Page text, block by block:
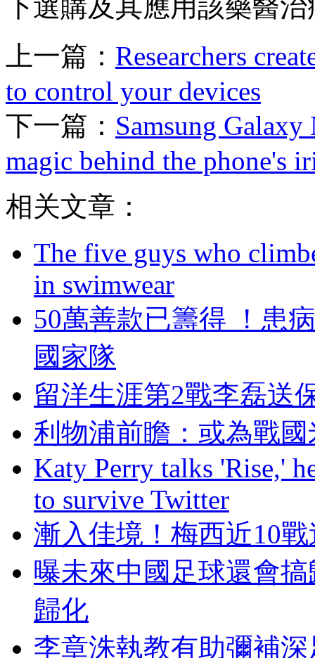
下選購及其應用該藥醫治病
上一篇： Researchers
to control your devices
下一篇： Samsung Galaxy
magic behind the phone's
相关文章：
The five guys who
in swimwear
50萬善款已籌得  ！
國家隊
留洋生涯第2戰李磊送
利物浦前瞻：或為
Katy Perry talks 'Rise,'
to survive Twitter
漸入佳境！梅西近
曝未來中國足球還會
歸化
李章洙執教有助彌補